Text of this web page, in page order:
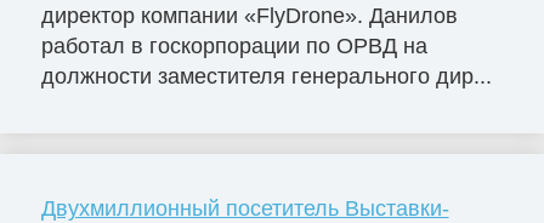
директор компании «FlyDrone». Данилов
работал в госкорпорации по ОРВД на
должности заместителя генерального дир...
Двухмиллионный посетитель Выставки-